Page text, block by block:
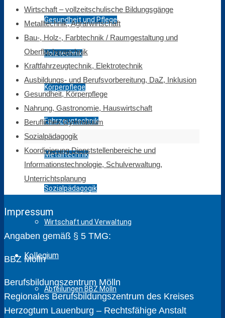
Gesundheit und Pflege
Holztechnik
Körperpflege
Fahrzeugtechnik
Metalltechnik
Sozialpädagogik
Wirtschaft und Verwaltung
Kollegium
Abteilungen BBZ Mölln
Wirtschaft – vollzeitschulische Bildungsgänge
Metalltechnik, Agrarwirtschaft
Bau-, Holz-, Farbtechnik / Raumgestaltung und
Oberflächentechnik
Kraftfahrzeugtechnik, Elektrotechnik
Ausbildungs- und Berufsvorbereitung, DaZ, Inklusion
Gesundheit, Körperpflege
Nahrung, Gastronomie, Hauswirtschaft
Berufliches Gymnasium
Sozialpädagogik
Koordinierung Dienststellenbereiche und
Informationstechnologie, Schulverwaltung,
Unterrichtsplanung
Impressum
Angaben gemäß § 5 TMG:
BBZ Mölln
Berufsbildungszentrum Mölln
Regionales Berufsbildungszentrum des Kreises
Herzogtum Lauenburg – Rechtsfähige Anstalt